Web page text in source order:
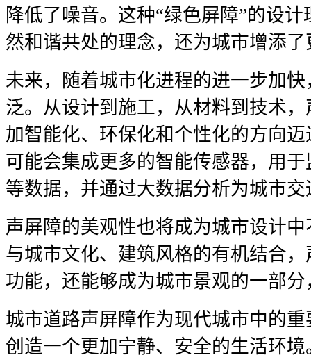
降低了噪音。这种“绿色屏障”的设
然和谐共处的理念，还为城市增添
未来，随着城市化进程的进一步加
泛。从设计到施工，从材料到技术
加智能化、环保化和个性化的方向
可能会集成更多的智能传感器，用
等数据，并通过大数据分析为城市
声屏障的美观性也将成为城市设计
与城市文化、建筑风格的有机结合
功能，还能够成为城市景观的一部
城市道路声屏障作为现代城市中的
创造一个更加宁静、安全的生活环